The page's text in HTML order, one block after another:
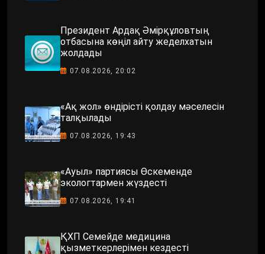
Президент Ардақ Әмірқұловтың
отбасына көңіл айту жеделхатын
жолдады
07.08.2026, 20:02
«Ақ жол» өндірісті қолдау мәселесін
талқылады
07.08.2026, 19:43
«Ауыл» партиясы Өскеменде
экологтармен жүздесті
07.08.2026, 19:41
ҚХП Семейде медицина
қызметкерлерімен кездесті